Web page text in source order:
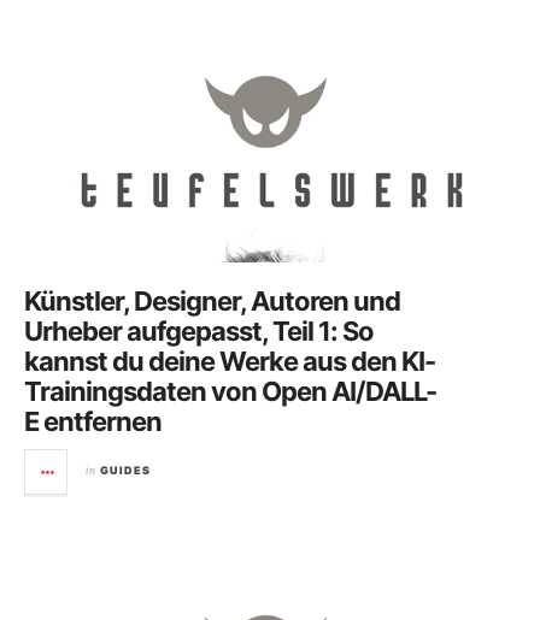
Künstler, Designer, Autoren und
Urheber aufgepasst, Teil 1: So
kannst du deine Werke aus den KI-
Trainingsdaten von Open AI/DALL-
E entfernen
in GUIDES